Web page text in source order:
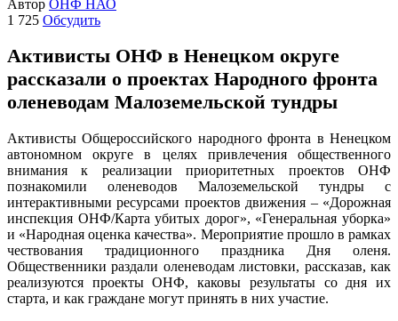
Автор ОНФ НАО
1 725 Обсудить
Активисты ОНФ в Ненецком округе
рассказали о проектах Народного фронта
оленеводам Малоземельской тундры
Активисты Общероссийского народного фронта в Ненецком
автономном округе в целях привлечения общественного
внимания к реализации приоритетных проектов ОНФ
познакомили оленеводов Малоземельской тундры с
интерактивными ресурсами проектов движения – «Дорожная
инспекция ОНФ/Карта убитых дорог», «Генеральная уборка»
и «Народная оценка качества». Мероприятие прошло в рамках
чествования традиционного праздника Дня оленя.
Общественники раздали оленеводам листовки, рассказав, как
реализуются проекты ОНФ, каковы результаты со дня их
старта, и как граждане могут принять в них участие.